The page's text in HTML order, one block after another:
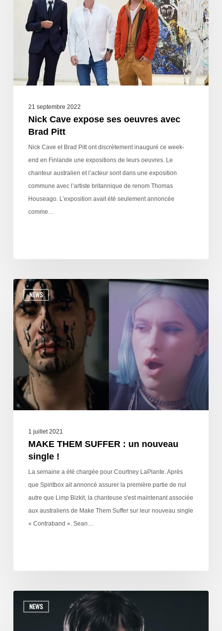
21 septembre 2022
Nick Cave expose ses oeuvres avec
Brad Pitt
Nick Cave et Brad Pitt ont discrètement inauguré ce week-
end en Finlande une expositions de leurs oeuvres. Le
chanteur australien et l’acteur sont dans une exposition
commune avec l’artiste britannique de renom Thomas
Houseago. L’exposition avait été seulement annoncée
comme…
NEWS
1 juillet 2021
MAKE THEM SUFFER : un nouveau
single !
La semaine a été chargée pour Courtney LaPlante. Après
que Spiritbox ait annoncé assurer la première partie de nul
autre que Limp Bizkit, la chanteuse s'est maintenant associée
aux australiens de Make Them Suffer sur leur nouveau single
« Contraband ». Sean…
NEWS